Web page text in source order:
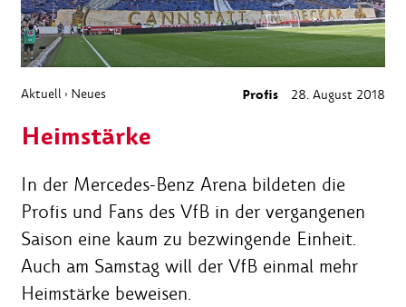
Aktuell › Neues Profis 28. August 2018
Heimstärke
In der Mercedes-Benz Arena bildeten die
Profis und Fans des VfB in der vergangenen
Saison eine kaum zu bezwingende Einheit.
Auch am Samstag will der VfB einmal mehr
Heimstärke beweisen.